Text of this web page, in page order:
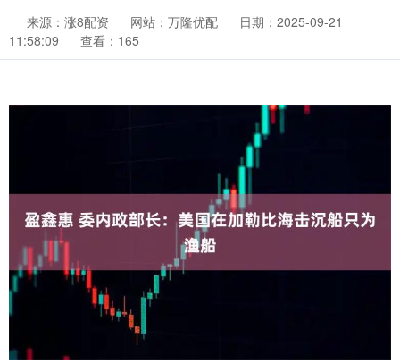
来源：涨8配资 网站：万隆优配
日期：2025-09-21
11:58:09
查看：165